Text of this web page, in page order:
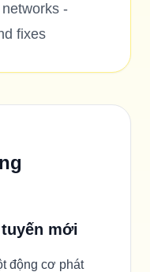
-
fixes
mới
động cơ phát